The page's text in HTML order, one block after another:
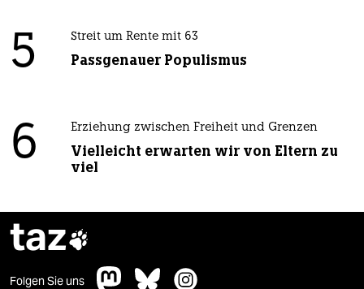
5 Streit um Rente mit 63
Passgenauer Populismus
6 Erziehung zwischen Freiheit und Grenzen
Vielleicht erwarten wir von Eltern zu
viel
taz
Folgen Sie uns